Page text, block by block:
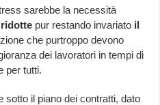
sarebbe la necessità
pur restando invariato il
che purtroppo devono
dei lavoratori in tempi di
per tutti.
sotto il piano dei contratti, dato